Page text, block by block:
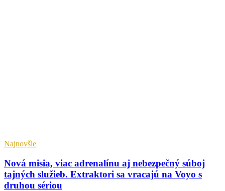
Najnovšie
Nová misia, viac adrenalínu aj nebezpečný súboj
tajných služieb. Extraktori sa vracajú na Voyo s
druhou sériou